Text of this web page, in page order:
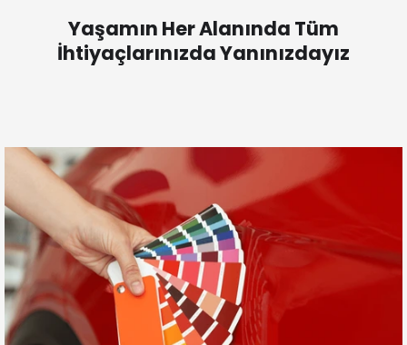
Yaşamın Her Alanında Tüm
İhtiyaçlarınızda Yanınızdayız